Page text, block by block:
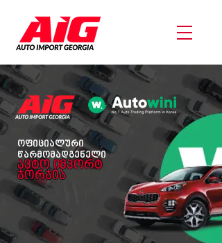
ოფიციალური
წარმომადგენელი
ავტო იმპორტ
ჯორჯია